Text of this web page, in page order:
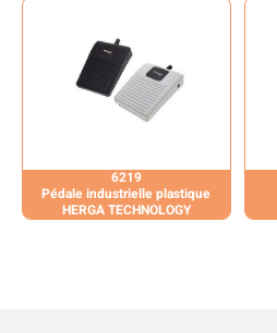
6219
Pédale industrielle plastique
HERGA TECHNOLOGY